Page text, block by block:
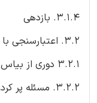
3.1.4. بازدهی
3.2. اعتبارسنجی با جنبه وجود تکنیک‌های تحلیلی
3.2.1 دوری از بیاس تکنیک‌های تحلیلی
3.2.2. مسئله پر کردن فضایی حفرات با تکنیک‌های تحلیلی